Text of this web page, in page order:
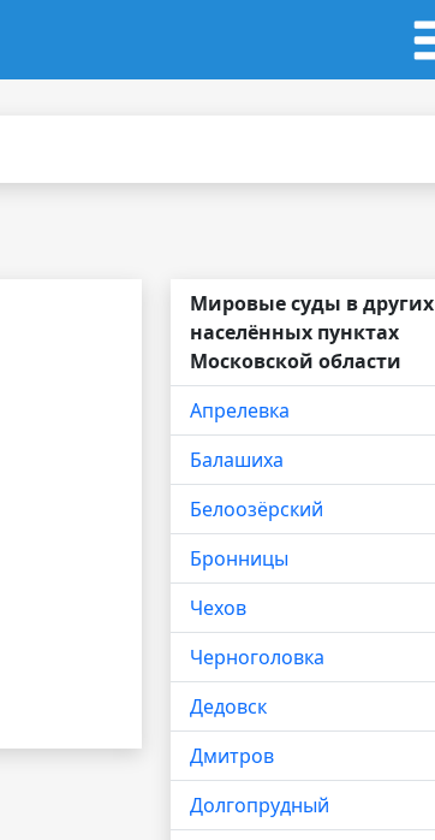
Мировые суды в других
населённых пунктах
Московской области
Апрелевка
Балашиха
Белоозёрский
Бронницы
Чехов
Черноголовка
Дедовск
Дмитров
Долгопрудный